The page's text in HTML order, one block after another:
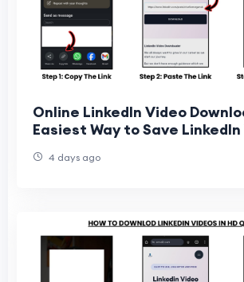
Online LinkedIn Video
Easiest Way to Save
4 days ago